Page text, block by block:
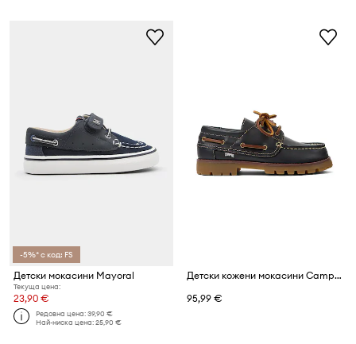
-5%* с код: FS
Детски мокасини Mayoral
Текуща цена:
23,90 €
Редовна цена:39,90 €
Най-ниска цена:25,90 €
Детски кожени мокасини Camper Compas Kids
95,99 €